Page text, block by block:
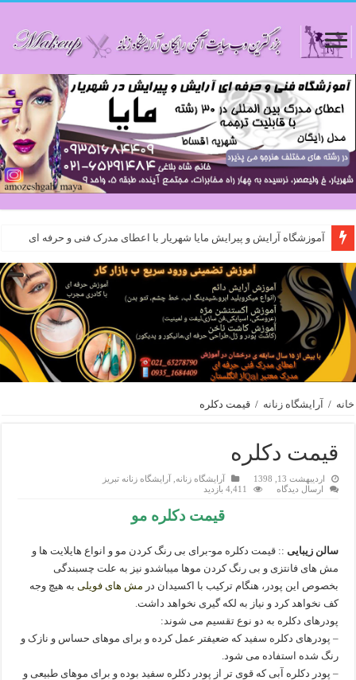
آموزشگاه آرایش و پیرایش مایا شهریار با اعطای مدرک فنی و حرفه ای
خانه / آرایشگاه زنانه / قیمت دکلره
قیمت دکلره
اردیبهشت 13, 1398 آرایشگاه زنانه ,آرایشگاه زنانه تبریز
ارسال دیدگاه
4,411 بازدید
قیمت دکلره مو
سالن زیبایی :: قیمت دکلره مو-برای بی رنگ کردن مو و انواع هایلایت ها و
مش های فانتزی و بی رنگ کردن موها میباشدو نیز به علت چسبندگی
بخصوص این پودر، هنگام ترکیب با اکسیدان در مش های فویلی به هیچ وجه
کف نخواهد کرد و نیاز به لکه گیری نخواهد داشت.
پودرهای دکلره به دو نوع تقسیم می شوند:
– پودرهای دکلره سفید که ضعیفتر عمل کرده و برای موهای حساس و نازک و
رنگ شده استفاده می شود.
– پودر دکلره آبی که قوی تر از پودر دکلره سفید بوده و برای موهای طبیعی و